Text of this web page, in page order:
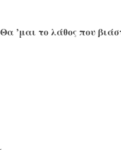
Θα ’μαι το λάθος που